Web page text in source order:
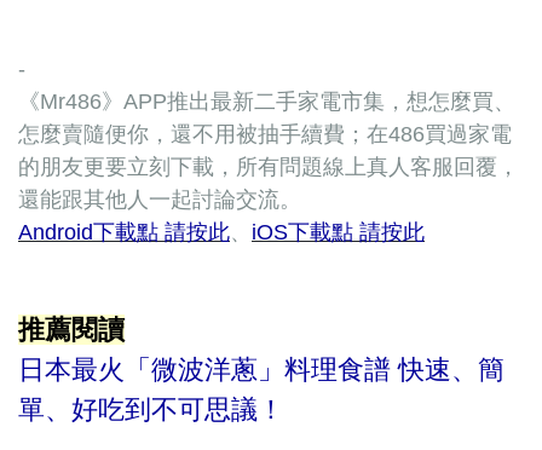
-
《Mr486》APP推出最新二手家電市集，想怎麼買、
怎麼賣隨便你，還不用被抽手續費；在486買過家電
的朋友更要立刻下載，所有問題線上真人客服回覆，
還能跟其他人一起討論交流。
Android下載點 請按此、 iOS下載點 請按此
推薦閱讀
日本最火「微波洋蔥」料理食譜 快速、簡
單、好吃到不可思議！